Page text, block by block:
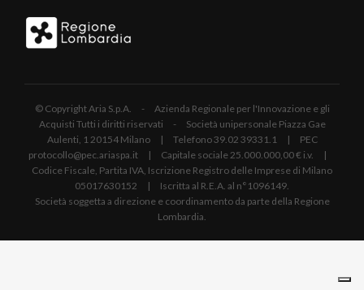
© Copyright Aria S.p.A. - Azienda Regionale per l'Innovazione e gli
Acquisti Tutti i diritti riservati - Società unipersonale Piazza Gae
Aulenti, 1 20154 Milano | Telefono 39.02 39331.1 | PEC
protocollo@pec.ariaspa.it | Capitale sociale 25.000.000,00 € i.v. |
Codice Fiscale, Partita IVA, Iscrizione Registro delle Imprese di Milano
05017630152 | Iscritta al R.E.A. al n°1096149.
Società soggetta a direzione e coordinamento da parte della Regione
Lombardia.